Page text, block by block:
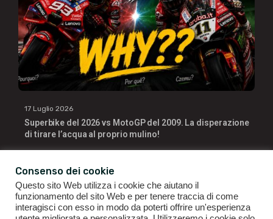
17 Luglio 2026
Superbike del 2026 vs MotoGP del 2009. La disperazione
di tirare l’acqua al proprio mulino!
Consenso dei cookie
Questo sito Web utilizza i cookie che aiutano il
funzionamento del sito Web e per tenere traccia di come
interagisci con esso in modo da poterti offrire un'esperienza